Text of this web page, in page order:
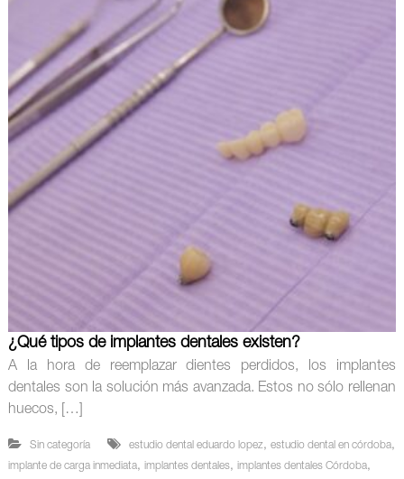
¿Qué tipos de implantes dentales existen?
A la hora de reemplazar dientes perdidos, los implantes
dentales son la solución más avanzada. Estos no sólo rellenan
huecos, […]
Sin categoría estudio dental eduardo lopez, estudio dental en córdoba,
implante de carga inmediata, implantes dentales, implantes dentales Córdoba,